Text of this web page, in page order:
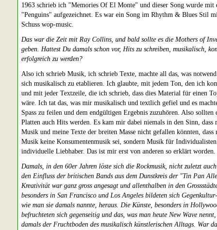
1963 schrieb ich "Memories Of El Monte" und dieser Song wurde mit
"Penguins" aufgezeichnet. Es war ein Song im Rhythm & Blues Stil
Schuss wop-music.
Das war die Zeit mit Ray Collins, und bald sollte es die Mothers of
geben. Hattest Du damals schon vor, Hits zu schreiben, musikalisch,
erfolgreich zu werden?
Also ich schrieb Musik, ich schrieb Texte, machte all das, was
sich musikalisch zu etablieren. Ich glaubte, mit jedem Ton, den ich
und mit jeder Textzeile, die ich schrieb, dass dies Material für einen
wäre. Ich tat das, was mir musikalisch und textlich gefiel und es
Spass zu feilen und dem endgültigen Ergebnis zuzuhören. Also sollten
Platten auch Hits werden. Es kam mir dabei niemals in den Sinn, dass
Musik und meine Texte der breiten Masse nicht gefallen könnten, dass
Musik keine Konsumentenmusik sei, sondern Musik für
individuelle Liebhaber. Das ist mir erst von anderen so erklärt worden.
Damals, in den 60er Jahren löste sich die Rockmusik, nicht zuletzt
den Einfluss der britischen Bands aus dem Dunstkreis der "Tin Pan
Kreativität war ganz gross angesagt und allenthalben in den
besonders in San Francisco und Los Angeles bildeten sich
wie man sie damals nannte, heraus. Die Künste, besonders in
befruchteten sich gegenseitig und das, was man heute New Wave
damals der Fruchtboden des musikalisch künstlerischen Alltags. War